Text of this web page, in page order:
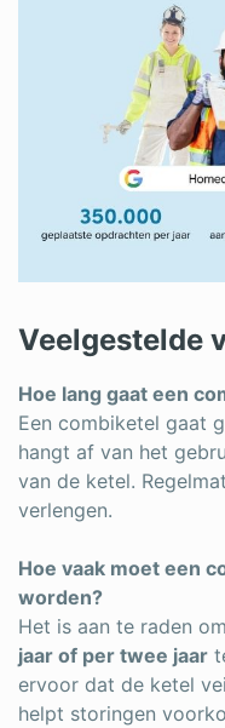
Veelgestelde
Hoe lang gaat een
Een combiketel gaat
hangt af van het
van de ketel.
verlengen.
Hoe vaak moet een
worden?
Het is aan te raden
jaar of per twee jaar
ervoor dat de ketel
helpt storingen